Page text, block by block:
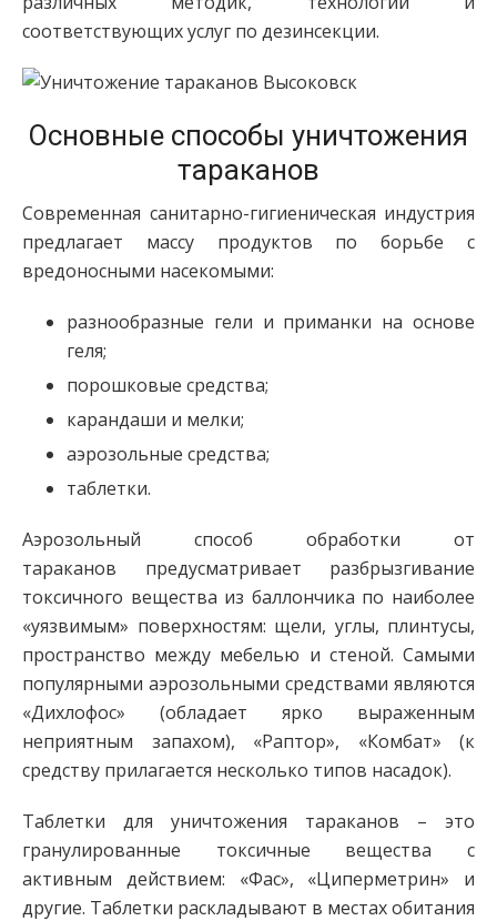
соответствующих услуг по дезинсекции.
Основные способы уничтожения
тараканов
Современная санитарно-гигиеническая индустрия
предлагает массу продуктов по борьбе с
вредоносными насекомыми:
разнообразные гели и приманки на основе
геля;
порошковые средства;
карандаши и мелки;
аэрозольные средства;
таблетки.
Аэрозольный способ обработки от
тараканов предусматривает разбрызгивание
токсичного вещества из баллончика по наиболее
«уязвимым» поверхностям: щели, углы, плинтусы,
пространство между мебелью и стеной. Самыми
популярными аэрозольными средствами являются
«Дихлофос» (обладает ярко выраженным
неприятным запахом), «Раптор», «Комбат» (к
средству прилагается несколько типов насадок).
Таблетки для уничтожения тараканов – это
гранулированные токсичные вещества с
активным действием: «Фас», «Циперметрин» и
другие. Таблетки раскладывают в местах обитания